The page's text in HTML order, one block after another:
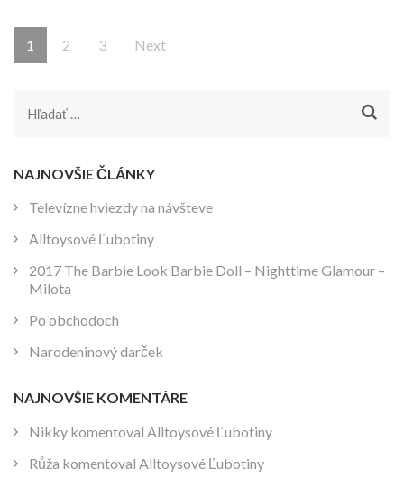
Stránkovanie
príspevkov
Page
1 Page
2 Page
3 Next
Hľadať:
NAJNOVŠIE ČLÁNKY
Televízne hviezdy na návšteve
Alltoysové Ľubotiny
2017 The Barbie Look Barbie Doll – Nighttime Glamour –
Milota
Po obchodoch
Narodeninový darček
NAJNOVŠIE KOMENTÁRE
Nikky komentoval Alltoysové Ľubotiny
Růža komentoval Alltoysové Ľubotiny